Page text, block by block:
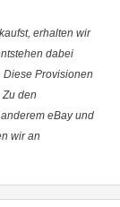
erhalten wir
dabei
Provisionen
den
eBay und
wir an